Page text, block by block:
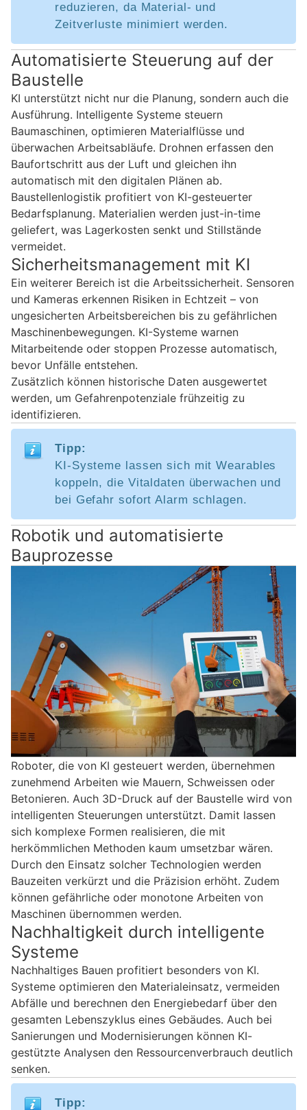
reduzieren, da Material- und
Zeitverluste minimiert werden.
Automatisierte Steuerung auf der
Baustelle
KI unterstützt nicht nur die Planung, sondern auch die
Ausführung. Intelligente Systeme steuern
Baumaschinen, optimieren Materialflüsse und
überwachen Arbeitsabläufe. Drohnen erfassen den
Baufortschritt aus der Luft und gleichen ihn
automatisch mit den digitalen Plänen ab.
Baustellenlogistik profitiert von KI-gesteuerter
Bedarfsplanung. Materialien werden just-in-time
geliefert, was Lagerkosten senkt und Stillstände
vermeidet.
Sicherheitsmanagement mit KI
Ein weiterer Bereich ist die Arbeitssicherheit. Sensoren
und Kameras erkennen Risiken in Echtzeit – von
ungesicherten Arbeitsbereichen bis zu gefährlichen
Maschinenbewegungen. KI-Systeme warnen
Mitarbeitende oder stoppen Prozesse automatisch,
bevor Unfälle entstehen.
Zusätzlich können historische Daten ausgewertet
werden, um Gefahrenpotenziale frühzeitig zu
identifizieren.
Tipp:
KI-Systeme lassen sich mit Wearables
koppeln, die Vitaldaten überwachen und
bei Gefahr sofort Alarm schlagen.
Robotik und automatisierte
Bauprozesse
Roboter, die von KI gesteuert werden, übernehmen
zunehmend Arbeiten wie Mauern, Schweissen oder
Betonieren. Auch 3D-Druck auf der Baustelle wird von
intelligenten Steuerungen unterstützt. Damit lassen
sich komplexe Formen realisieren, die mit
herkömmlichen Methoden kaum umsetzbar wären.
Durch den Einsatz solcher Technologien werden
Bauzeiten verkürzt und die Präzision erhöht. Zudem
können gefährliche oder monotone Arbeiten von
Maschinen übernommen werden.
Nachhaltigkeit durch intelligente
Systeme
Nachhaltiges Bauen profitiert besonders von KI.
Systeme optimieren den Materialeinsatz, vermeiden
Abfälle und berechnen den Energiebedarf über den
gesamten Lebenszyklus eines Gebäudes. Auch bei
Sanierungen und Modernisierungen können KI-
gestützte Analysen den Ressourcenverbrauch deutlich
senken.
Tipp: